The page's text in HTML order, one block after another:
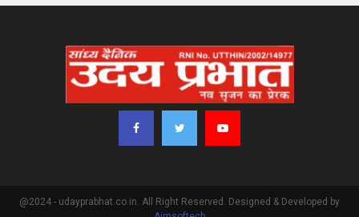
@2024 - udayprabhat.co.in. All Right Reserved. Designed & Developed by